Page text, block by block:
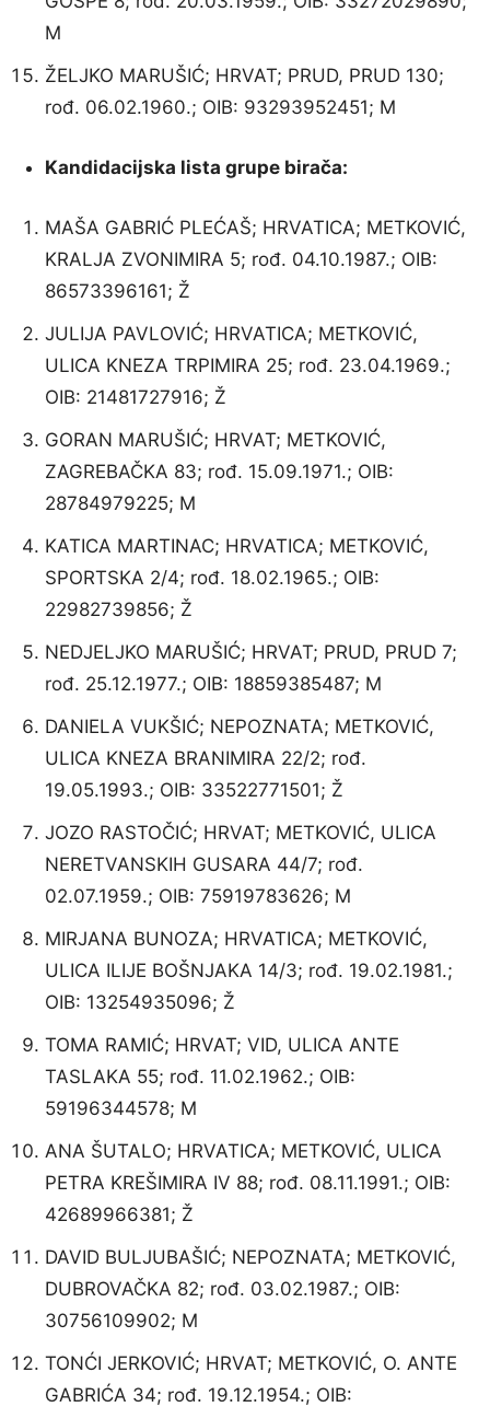
M
ŽELJKO MARUŠIĆ; HRVAT; PRUD, PRUD 130;
rođ. 06.02.1960.; OIB: 93293952451; M
Kandidacijska lista grupe birača:
MAŠA GABRIĆ PLEĆAŠ; HRVATICA; METKOVIĆ,
KRALJA ZVONIMIRA 5; rođ. 04.10.1987.; OIB:
86573396161; Ž
JULIJA PAVLOVIĆ; HRVATICA; METKOVIĆ,
ULICA KNEZA TRPIMIRA 25; rođ. 23.04.1969.;
OIB: 21481727916; Ž
GORAN MARUŠIĆ; HRVAT; METKOVIĆ,
ZAGREBAČKA 83; rođ. 15.09.1971.; OIB:
28784979225; M
KATICA MARTINAC; HRVATICA; METKOVIĆ,
SPORTSKA 2/4; rođ. 18.02.1965.; OIB:
22982739856; Ž
NEDJELJKO MARUŠIĆ; HRVAT; PRUD, PRUD 7;
rođ. 25.12.1977.; OIB: 18859385487; M
DANIELA VUKŠIĆ; NEPOZNATA; METKOVIĆ,
ULICA KNEZA BRANIMIRA 22/2; rođ.
19.05.1993.; OIB: 33522771501; Ž
JOZO RASTOČIĆ; HRVAT; METKOVIĆ, ULICA
NERETVANSKIH GUSARA 44/7; rođ.
02.07.1959.; OIB: 75919783626; M
MIRJANA BUNOZA; HRVATICA; METKOVIĆ,
ULICA ILIJE BOŠNJAKA 14/3; rođ. 19.02.1981.;
OIB: 13254935096; Ž
TOMA RAMIĆ; HRVAT; VID, ULICA ANTE
TASLAKA 55; rođ. 11.02.1962.; OIB:
59196344578; M
ANA ŠUTALO; HRVATICA; METKOVIĆ, ULICA
PETRA KREŠIMIRA IV 88; rođ. 08.11.1991.; OIB:
42689966381; Ž
DAVID BULJUBAŠIĆ; NEPOZNATA; METKOVIĆ,
DUBROVAČKA 82; rođ. 03.02.1987.; OIB:
30756109902; M
TONĆI JERKOVIĆ; HRVAT; METKOVIĆ, O. ANTE
GABRIĆA 34; rođ. 19.12.1954.; OIB: